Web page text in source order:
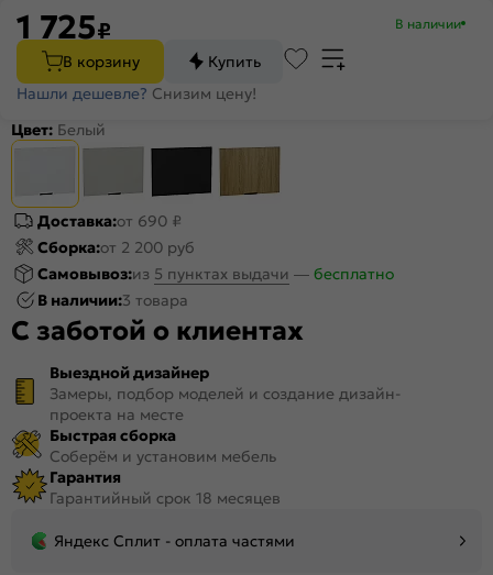
1 725₽ В наличии
В корзину
Купить
Нашли дешевле? Снизим цену!
Цвет: Белый
Доставка:от 690 ₽
Сборка:от 2 200 руб
Самовывоз:из 5 пунктах выдачи — бесплатно
В наличии:3 товара
С заботой о клиентах
Выездной дизайнер
Замеры, подбор моделей и создание дизайн-
проекта на месте
Быстрая сборка
Соберём и установим мебель
Гарантия
Гарантийный срок 18 месяцев
Яндекс Сплит - оплата частями